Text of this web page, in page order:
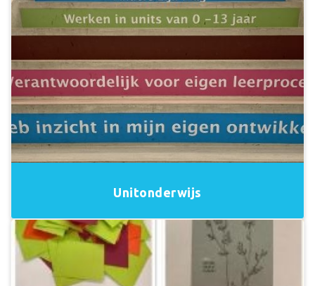
Unitonderwijs